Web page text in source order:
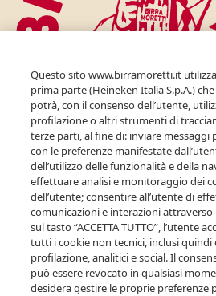
per accedere devi
inserisci la tua
ENTRA
Questo sito www.birramoretti.it
prima parte (Heineken Italia S.p.A.)
potrà, con il consenso dell’utente,
profilazione o altri strumenti di
terze parti, al fine di: inviare messaggi
con le preferenze manifestate
dell’utilizzo delle funzionalità e della
effettuare analisi e monitoraggio dei
dell’utente; consentire all’utente di
comunicazioni e interazioni attraverso
sul tasto “ACCETTA TUTTO”, l’utente
tutti i cookie non tecnici, inclusi quindi
profilazione, analitici e social. Il
può essere revocato in qualsiasi
desidera gestire le proprie preferenze